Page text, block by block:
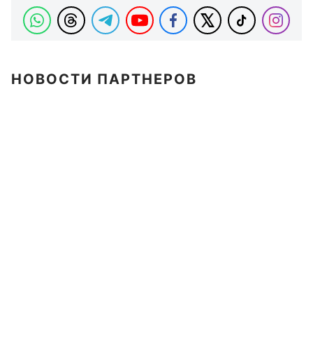
НОВОСТИ ПАРТНЕРОВ